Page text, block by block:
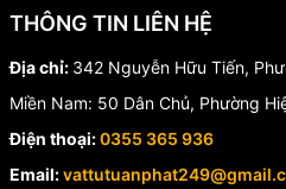
📌 Ứng Dụng
🚰 Hệ thống cấp nước sạch
💧 Hệ thống xử lý nước thải
🔥 Hệ thống phòng cháy chữa
THÔNG TIN LIÊN HỆ
Địa chỉ: 342 Nguyễn Hữu Tiến,
Miền Nam: 50 Dân Chủ, Phường
Điện thoại:0355 365 936
Email: